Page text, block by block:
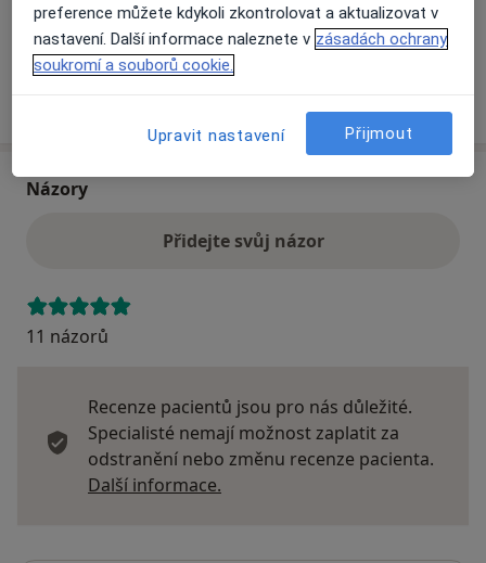
Na teto adrese lékař přijímá pacienty na pojišťovnu
Detaily
o adrese
Názory
Přidejte svůj názor
11 názorů
Recenze pacientů jsou pro nás důležité.
Specialisté nemají možnost zaplatit za
odstranění nebo změnu recenze pacienta.
Další informace.
preference můžete kdykoli zkontrolovat a aktualizovat v
nastavení. Další informace naleznete v zásadách ochrany
soukromí a souborů cookie.
Upravit nastavení Přijmout